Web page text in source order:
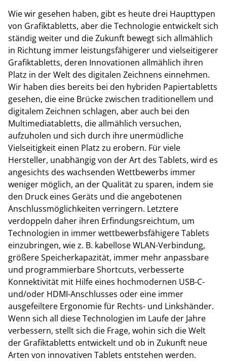
Wie wir gesehen haben, gibt es heute drei Haupttypen
von Grafiktabletts, aber die Technologie entwickelt sich
ständig weiter und die Zukunft bewegt sich allmählich
in Richtung immer leistungsfähigerer und vielseitigerer
Grafiktabletts, deren Innovationen allmählich ihren
Platz in der Welt des digitalen Zeichnens einnehmen.
Wir haben dies bereits bei den hybriden Papiertabletts
gesehen, die eine Brücke zwischen traditionellem und
digitalem Zeichnen schlagen, aber auch bei den
Multimediatabletts, die allmählich versuchen,
aufzuholen und sich durch ihre unermüdliche
Vielseitigkeit einen Platz zu erobern. Für viele
Hersteller, unabhängig von der Art des Tablets, wird es
angesichts des wachsenden Wettbewerbs immer
weniger möglich, an der Qualität zu sparen, indem sie
den Druck eines Geräts und die angebotenen
Anschlussmöglichkeiten verringern. Letztere
verdoppeln daher ihren Erfindungsreichtum, um
Technologien in immer wettbewerbsfähigere Tablets
einzubringen, wie z. B. kabellose WLAN-Verbindung,
größere Speicherkapazität, immer mehr anpassbare
und programmierbare Shortcuts, verbesserte
Konnektivität mit Hilfe eines hochmodernen USB-C-
und/oder HDMI-Anschlusses oder eine immer
ausgefeiltere Ergonomie für Rechts- und Linkshänder.
Wenn sich all diese Technologien im Laufe der Jahre
verbessern, stellt sich die Frage, wohin sich die Welt
der Grafiktabletts entwickelt und ob in Zukunft neue
Arten von innovativen Tablets entstehen werden.